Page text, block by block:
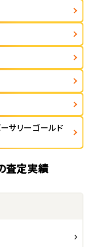
サリーゴールド
査定実績